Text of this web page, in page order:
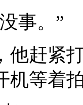
事。”
他赶紧
机等着